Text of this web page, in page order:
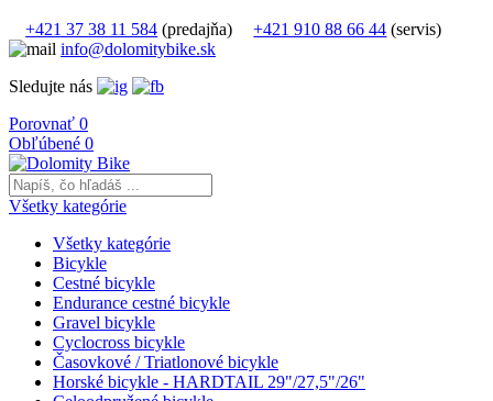
+421 37 38 11 584 (predajňa) +421 910 88 66 44 (servis)
info@dolomitybike.sk
Sledujte nás
Porovnať 0
Obľúbené 0
Všetky kategórie
Všetky kategórie
Bicykle
Cestné bicykle
Endurance cestné bicykle
Gravel bicykle
Cyclocross bicykle
Časovkové / Triatlonové bicykle
Horské bicykle - HARDTAIL 29"/27,5"/26"